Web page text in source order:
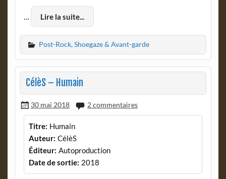
… Lire la suite...
Post-Rock, Shoegaze & Avant-garde
CélèS – Humain
30 mai 2018 2 commentaires
Titre: Humain
Auteur: CélèS
Éditeur: Autoproduction
Date de sortie: 2018